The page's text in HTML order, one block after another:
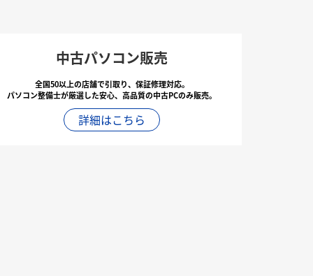
中古パソコン販売
全国50以上の店舗で引取り、保証修理対応。
パソコン整備士が厳選した安心、高品質の中古PCのみ販売。
詳細はこちら